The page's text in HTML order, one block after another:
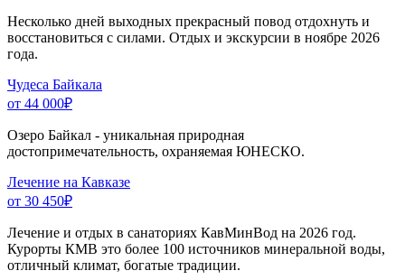
Несколько дней выходных прекрасный повод отдохнуть и
восстановиться с силами. Отдых и экскурсии в ноябре 2026
года.
Чудеса Байкала
от 44 000₽
Озеро Байкал - уникальная природная
достопримечательность, охраняемая ЮНЕСКО.
Лечение на Кавказе
от 30 450₽
Лечение и отдых в санаториях КавМинВод на 2026 год.
Курорты КМВ это более 100 источников минеральной воды,
отличный климат, богатые традиции.